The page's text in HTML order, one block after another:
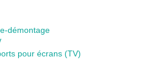
démontage
pour écrans (TV)